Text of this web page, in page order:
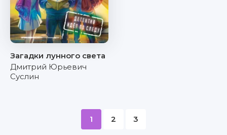
Загадки лунного света
Дмитрий Юрьевич
Суслин
1 2 3